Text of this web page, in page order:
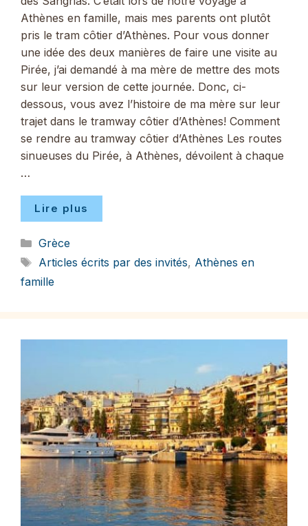
Athènes en famille, mais mes parents ont plutôt
pris le tram côtier d’Athènes. Pour vous donner
une idée des deux manières de faire une visite au
Pirée, j’ai demandé à ma mère de mettre des mots
sur leur version de cette journée. Donc, ci-
dessous, vous avez l’histoire de ma mère sur leur
trajet dans le tramway côtier d’Athènes! Comment
se rendre au tramway côtier d’Athènes Les routes
sinueuses du Pirée, à Athènes, dévoilent à chaque
…
Lire plus
Catégories
Grèce
Étiquettes
Articles écrits par des invités, Athènes en
famille